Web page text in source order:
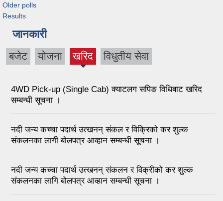
Older polls
Results
जानकारी
बजेट योजना खरिद विधुतीय सेवा
4WD Pick-up (Single Cab) क्याटलग सपिङ विधिबाट खरिद
सम्बन्धी सूचना ।
नदी जन्य कच्चा पदार्थ उत्खनन् संकल र विक्रिको कर शुल्क
संकलनका लागी बोलपत्र आव्हान सम्बन्धी सूचना ।
नदी जन्य कच्चा पदार्थ उत्खनन् संकलन र विक्रीको कर शुल्क
संकलनका लागि बोलपत्र आव्हान सम्बन्धी सूचना ।